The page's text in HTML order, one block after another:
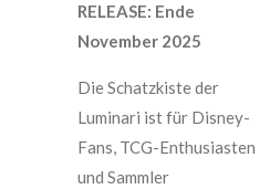
RELEASE: Ende
November 2025
Die Schatzkiste der
Luminari ist für Disney-
Fans, TCG-Enthusiasten
und Sammler